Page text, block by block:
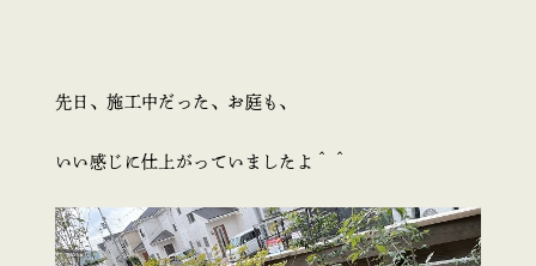
先日、施工中だった、お庭も、
いい感じに仕上がっていましたよ＾＾